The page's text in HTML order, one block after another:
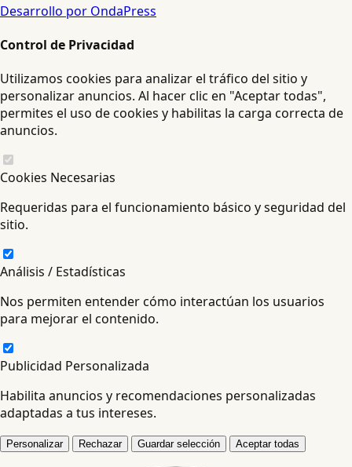
Desarrollo por OndaPress
Control de Privacidad
Utilizamos cookies para analizar el tráfico del sitio y
personalizar anuncios. Al hacer clic en "Aceptar todas",
permites el uso de cookies y habilitas la carga correcta de
anuncios.
Cookies Necesarias
Requeridas para el funcionamiento básico y seguridad del
sitio.
Análisis / Estadísticas
Nos permiten entender cómo interactúan los usuarios
para mejorar el contenido.
Publicidad Personalizada
Habilita anuncios y recomendaciones personalizadas
adaptadas a tus intereses.
Personalizar Rechazar Guardar selección Aceptar todas